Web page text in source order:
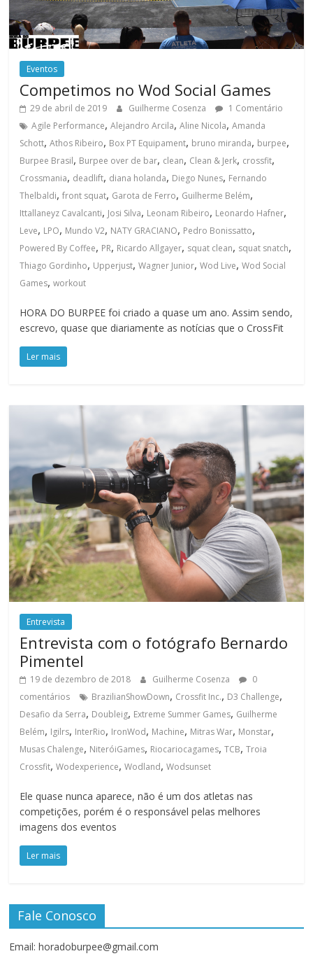
Eventos
Competimos no Wod Social Games
29 de abril de 2019 Guilherme Cosenza
1 Comentário
Agile Performance,Alejandro Arcila,Aline Nicola,Amanda
Schott,Athos Ribeiro, Box PT Equipament, bruno miranda, burpee,
Burpee Brasil, Burpee over de bar, clean, Clean & Jerk, crossfit,
Crossmania, deadlift, diana holanda, Diego Nunes, Fernando
Thelbaldi,front squat, Garota de Ferro, Guilherme Belém,
Ittallaneyz Cavalcanti, Josi Silva, Leonam Ribeiro, Leonardo Hafner,
Leve, LPO, Mundo V2, NATY GRACIANO, Pedro Bonissatto,
Powered By Coffee, PR, Ricardo Allgayer, squat clean, squat snatch,
Thiago Gordinho, Upperjust,Wagner Junior,Wod Live,Wod Social
Games,workout
HORA DO BURPEE foi criado a quase um ano. Assim sendo,
escrevo, quase que diariamente as notícias que o CrossFit
Ler mais
Entrevista
Entrevista com o fotógrafo Bernardo
Pimentel
19 de dezembro de 2018 Guilherme Cosenza
0
comentários
BrazilianShowDown, Crossfit Inc., D3 Challenge,
Desafio da Serra, Doubleig, Extreme Summer Games, Guilherme
Belém, Igilrs, InterRio, IronWod, Machine, Mitras War, Monstar,
Musas Chalenge, NiteróiGames, Riocariocagames,TCB,Troia
Crossfit,Wodexperience,Wodland,Wodsunset
Ele quase nunca aparece, não é um dos atletas nas
competições, porém é o responsável pelas melhores
imagens dos eventos
Ler mais
Fale Conosco
Email: horadoburpee@gmail.com